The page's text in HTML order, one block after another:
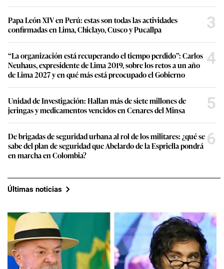
Papa León XIV en Perú: estas son todas las actividades
confirmadas en Lima, Chiclayo, Cusco y Pucallpa
3
“La organización está recuperando el tiempo perdido”: Carlos
Neuhaus, expresidente de Lima 2019, sobre los retos a un año
de Lima 2027 y en qué más está preocupado el Gobierno
4
Unidad de Investigación: Hallan más de siete millones de
jeringas y medicamentos vencidos en Cenares del Minsa
5
De brigadas de seguridad urbana al rol de los militares: ¿qué se
sabe del plan de seguridad que Abelardo de la Espriella pondrá
en marcha en Colombia?
6
Últimas noticias